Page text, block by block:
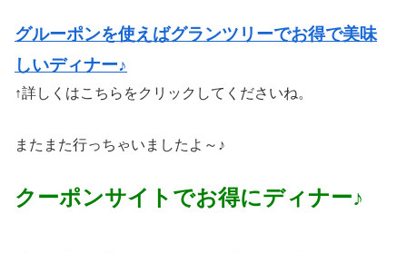
グルーポンを使えばグランツリーでお得で美味
しいディナー♪
↑詳しくはこちらをクリックしてくださいね。
またまた行っちゃいましたよ～♪
クーポンサイトでお得にディナー♪